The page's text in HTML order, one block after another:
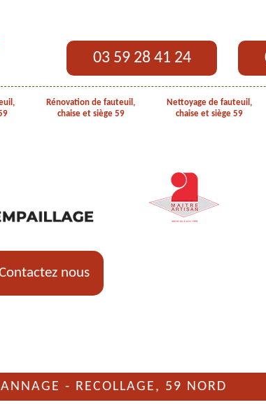
03 59 28 41 24
Rénovation de fauteuil,
chaise et siège 59
Nettoyage de fauteuil,
chaise et siège 59
nous
- RECOLLAGE, 59 NORD